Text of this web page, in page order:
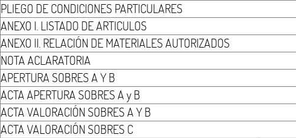
PLIEGO DE CONDICIONES PARTICULARES
ANEXO I. LISTADO DE ARTICULOS
ANEXO II. RELACIÓN DE MATERIALES AUTORIZADOS
NOTA ACLARATORIA
APERTURA SOBRES A Y B
ACTA APERTURA SOBRES A y B
ACTA VALORACIÓN SOBRES A Y B
ACTA VALORACIÓN SOBRES C